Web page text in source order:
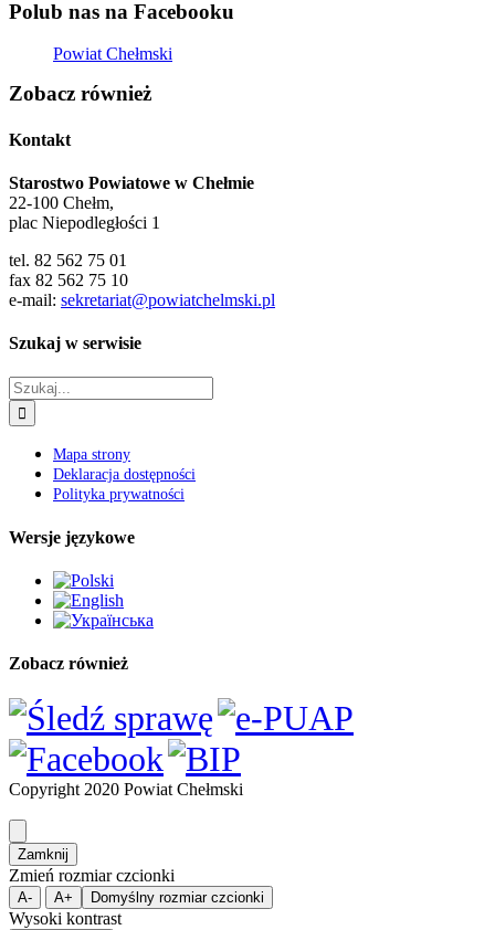
Polub nas na Facebooku
Powiat Chełmski
Zobacz również
Kontakt
Starostwo Powiatowe w Chełmie
22-100 Chełm,
plac Niepodległości 1
tel. 82 562 75 01
fax 82 562 75 10
e-mail: sekretariat@powiatchelmski.pl
Szukaj w serwisie
Szukaj
Mapa strony
Deklaracja dostępności
Polityka prywatności
Wersje językowe
Zobacz również
Copyright 2020 Powiat Chełmski
Zamknij
Zmień rozmiar czcionki
A- A+ Domyślny rozmiar czcionki
Wysoki kontrast